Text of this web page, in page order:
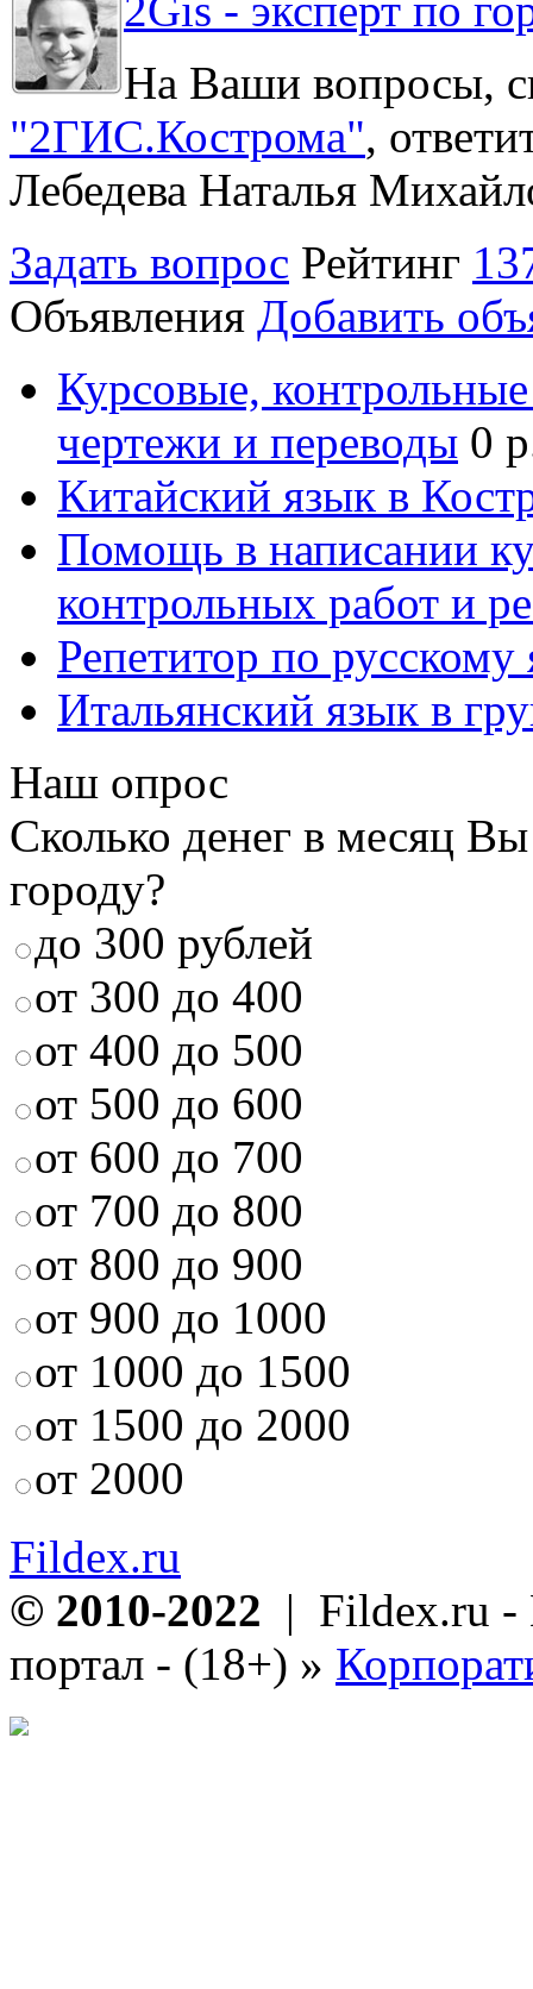
На Ваши вопросы,
"2ГИС.Кострома",
Лебедева Наталья
Задать вопрос Рейтинг
Объявления Добавить
Курсовые,
чертежи и переводы 0
Китайский язык в
Помощь в написании
контрольных работ и
Репетитор по русскому
Итальянский язык в
Наш опрос
Сколько денег в месяц
городу?
до 300 рублей
от 300 до 400
от 400 до 500
от 500 до 600
от 600 до 700
от 700 до 800
от 800 до 900
от 900 до 1000
от 1000 до 1500
от 1500 до 2000
от 2000
Fildex.ru
© 2010-2022 | Fildex.ru -
портал - (18+) »